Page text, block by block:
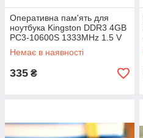
Оперативна пам'ять для
ноутбука Kingston DDR3 4GB
PC3-10600S 1333MHz 1.5 V
SODIMM (б/у)
Немає в наявності
335 ₴